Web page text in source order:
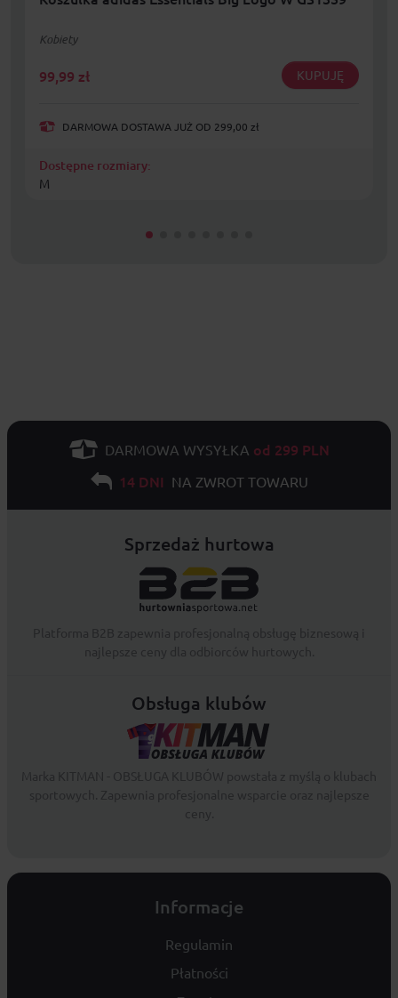
Kobiety
99,99 zł KUPUJĘ
DARMOWA DOSTAWA JUŻ OD 299,00 zł
Dostępne rozmiary:
M
DARMOWA WYSYŁKA od 299 PLN
14 DNI NA ZWROT TOWARU
Sprzedaż hurtowa
Obsługa klubów
Informacje
Regulamin
Płatności